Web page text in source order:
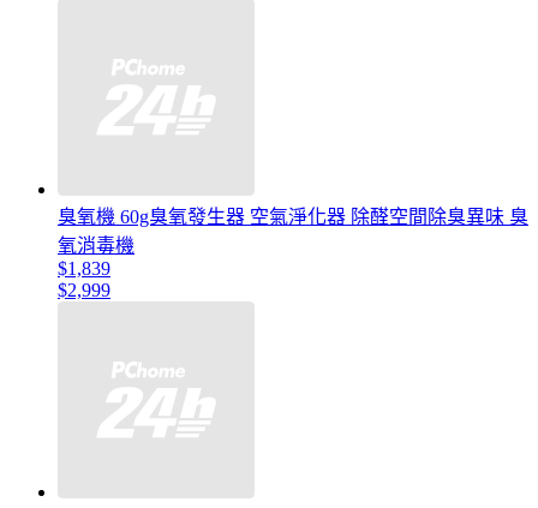
臭氧機 60g臭氧發生器 空氣淨化器 除醛空間除臭異味 臭
氧消毒機
$1,839
$2,999